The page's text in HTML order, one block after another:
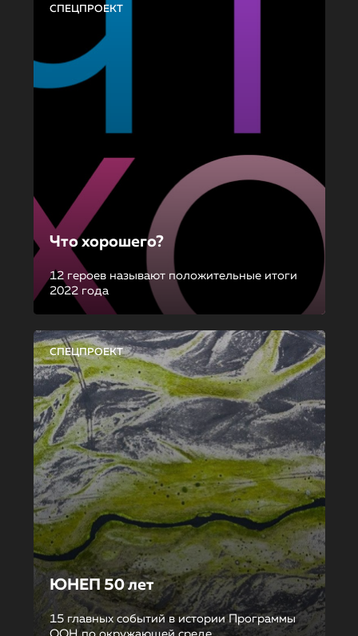
СПЕЦПРОЕКТ
Что хорошего?
12 героев называют положительные итоги
2022 года
СПЕЦПРОЕКТ
ЮНЕП 50 лет
15 главных событий в истории Программы